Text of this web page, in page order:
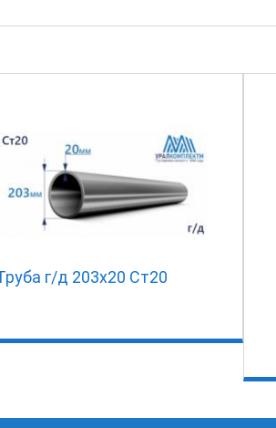
г/д 203х20 Ст20